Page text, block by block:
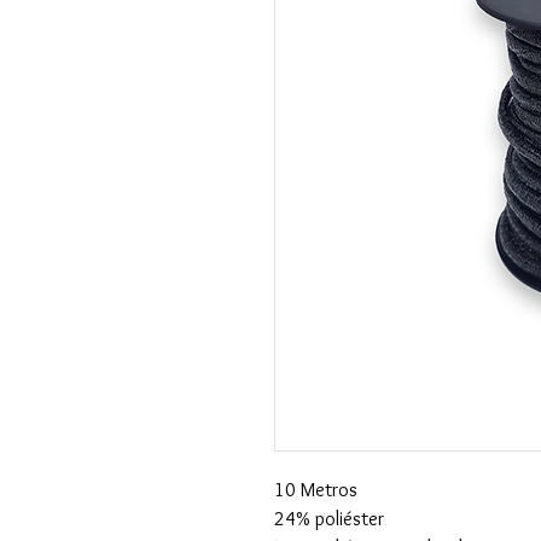
10 Metros
24% poliéster